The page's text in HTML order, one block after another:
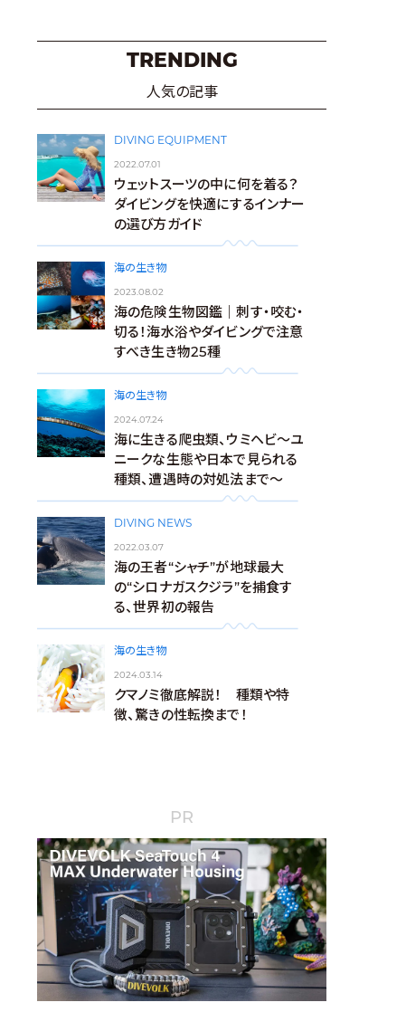
TRENDING
人気の記事
DIVING EQUIPMENT
2022.07.01
ウェットスーツの中に何を着る？
ダイビングを快適にするインナー
の選び方ガイド
海の生き物
2023.08.02
海の危険生物図鑑｜刺す・咬む・
切る！海水浴やダイビングで注意
すべき生き物25種
海の生き物
2024.07.24
海に生きる爬虫類、ウミヘビ～ユ
ニークな生態や日本で見られる
種類、遭遇時の対処法まで～
DIVING NEWS
2022.03.07
海の王者“シャチ”が地球最大
の“シロナガスクジラ”を捕食す
る、世界初の報告
海の生き物
2024.03.14
クマノミ徹底解説！ 種類や特
徴、驚きの性転換まで！
PR